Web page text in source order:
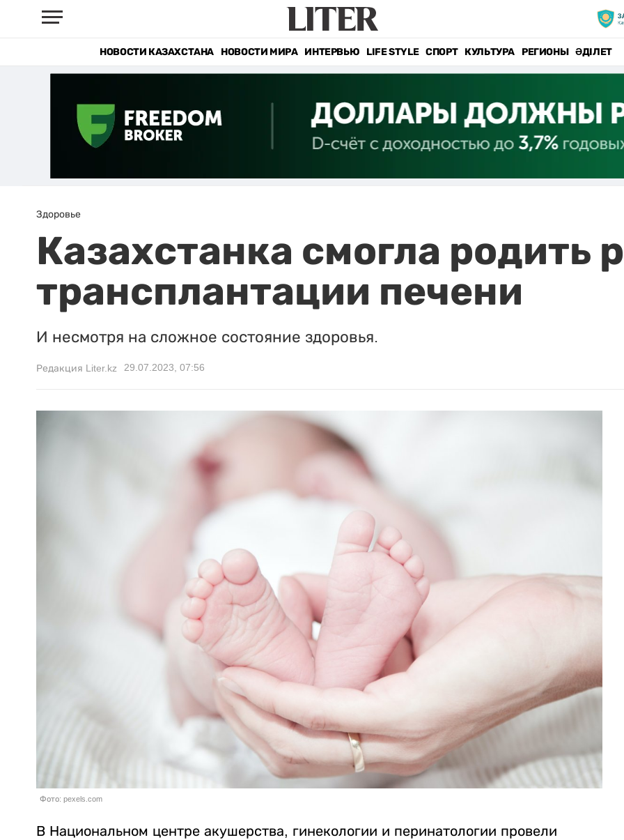
НОВОСТИ КАЗАХСТАНА НОВОСТИ МИРА ИНТЕРВЬЮ LIFE STYLE СПОРТ КУЛЬТУРА РЕГИОНЫ ӘДІЛЕТ
Здоровье
Казахстанка смогла родить
трансплантации печени
И несмотря на сложное состояние здоровья.
Редакция Liter.kz 29.07.2023, 07:56
Фото: pexels.com
В Национальном центре акушерства, гинекологии и перинатологии провели